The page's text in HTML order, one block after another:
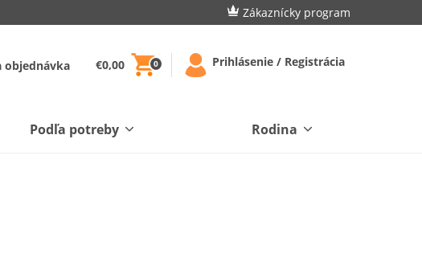
Zákaznícky program
objednávka €0,00 0 Prihlásenie / Registrácia
Podľa potreby Rodina